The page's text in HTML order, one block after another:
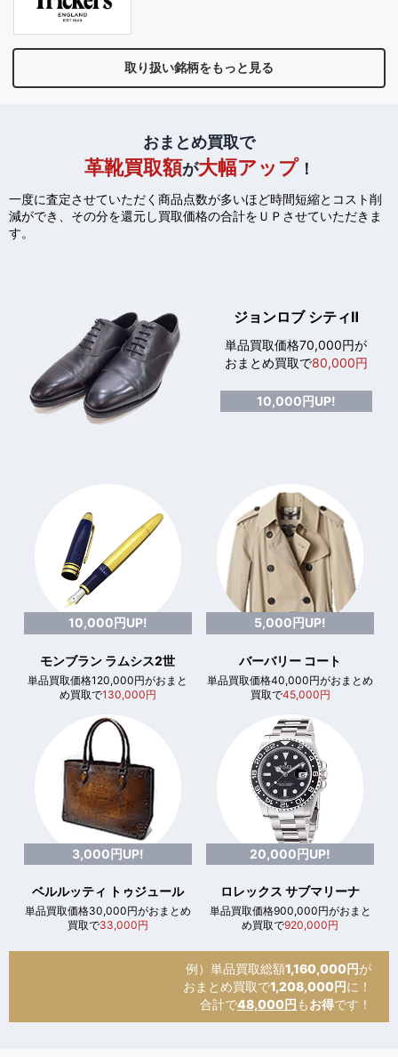
取り扱い銘柄をもっと見る
おまとめ買取で
革靴買取額が大幅アップ！
一度に査定させていただく商品点数が多いほど時間短縮とコスト削
減ができ、 その分を還元し買取価格の合計をＵＰさせていただきま
す。
ジョンロブ シティⅡ
単品買取価格70,000円が
おまとめ買取で80,000円
10,000円UP!
10,000円UP!
モンブラン ラムシス2世
単品買取価格120,000円がおまと
め買取で130,000円
5,000円UP!
バーバリー コート
単品買取価格40,000円がおまとめ
買取で45,000円
3,000円UP!
ベルルッティ トゥジュール
単品買取価格30,000円がおまとめ
買取で33,000円
20,000円UP!
ロレックス サブマリーナ
単品買取価格900,000円がおまと
め買取で920,000円
例）単品買取総額1,160,000円が
おまとめ買取で1,208,000円に！
合計で48,000円 もお得です！